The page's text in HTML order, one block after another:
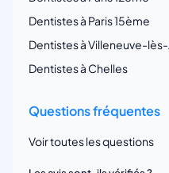
Dentistes à Paris 15ème
Dentistes à Villeneuve-
Dentistes à Chelles
Questions fréquentes
Voir toutes les questions